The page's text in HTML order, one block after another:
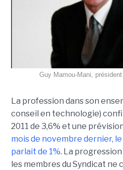
Guy Mamou-Mani,
La profession dans son
conseil en technologie)
2011 de 3,6% et une
mois de novembre dernier,
parlait de 1%. La
les membres du Syndicat ne